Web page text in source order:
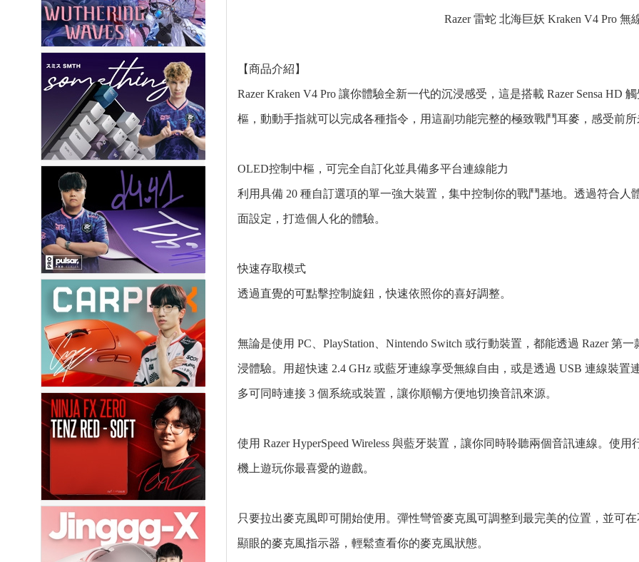
Razer 雷蛇 北海巨妖 Kraken V4 Pro 無
【商品介紹】
Razer Kraken V4 Pro 讓你體驗全新一代的沉浸感受，這是搭載 Razer Sensa HD
樞，動動手指就可以完成各種指令，用這副功能完整的極致戰鬥耳麥，感受前
OLED控制中樞，可完全自訂化並具備多平台連線能力
利用具備 20 種自訂選項的單一強大裝置，集中控制你的戰鬥基地。透過符合
面設定，打造個人化的體驗。
快速存取模式
透過直覺的可點擊控制旋鈕，快速依照你的喜好調整。
無論是使用 PC、PlayStation、Nintendo Switch 或行動裝置，都能透過 Razer 第
浸體驗。用超快速 2.4 GHz 或藍牙連線享受無線自由，或是透過 USB 連線裝
多可同時連接 3 個系統或裝置，讓你順暢方便地切換音訊來源。
使用 Razer HyperSpeed Wireless 與藍牙裝置，讓你同時聆聽兩個音訊連線。使
機上遊玩你最喜愛的遊戲。
只要拉出麥克風即可開始使用。彈性彎管麥克風可調整到最完美的位置，並可
顯眼的麥克風指示器，輕鬆查看你的麥克風狀態。